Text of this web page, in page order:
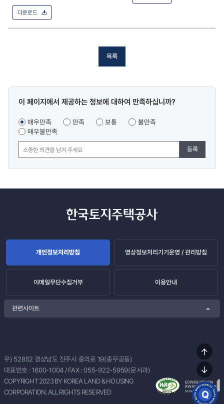
다운로드
목록
콘텐츠
조사
이 페이지에서 제공하는 정보에 대하여 만족하십니까?
매우만족 만족 보통
불만족
매우불만족
등록
개인정보처리방침 영상정보처리기기운영 / 관리방침
이메일무단수집거부 이용안내
관련사이트
우) 52852 경상남도 진주시 충의로 19(충무공동)
대표번호 :1600-1004 / FAX : 055-922-5959(문서과)
COPYRIGHT 2023 BY KOREA LAND & HOUSING
CORPORATION. ALL RIGHTS RESERVED
상단
이동
하단
이동